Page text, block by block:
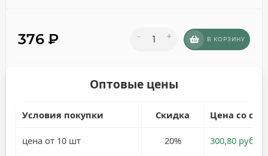
376 ₽ - + В КОРЗИНУ
Оптовые цены
Условия покупки Скидка Цена со
цена от 10 шт 20% 300,80 руб.